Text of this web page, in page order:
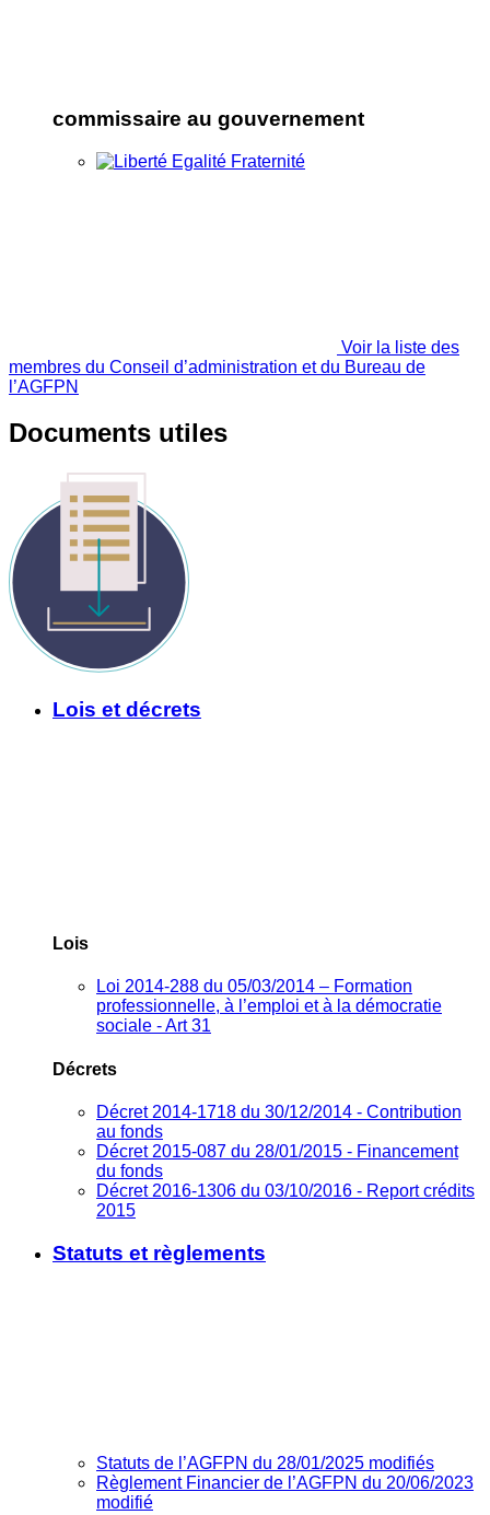
commissaire au gouvernement
Voir la liste des
membres du Conseil d’administration et du Bureau de
l’AGFPN
Documents utiles
Lois et décrets
Lois
Loi 2014-288 du 05/03/2014 – Formation
professionnelle, à l’emploi et à la démocratie
sociale - Art 31
Décrets
Décret 2014-1718 du 30/12/2014 - Contribution
au fonds
Décret 2015-087 du 28/01/2015 - Financement
du fonds
Décret 2016-1306 du 03/10/2016 - Report crédits
2015
Statuts et règlements
Statuts de l’AGFPN du 28/01/2025 modifiés
Règlement Financier de l’AGFPN du 20/06/2023
modifié